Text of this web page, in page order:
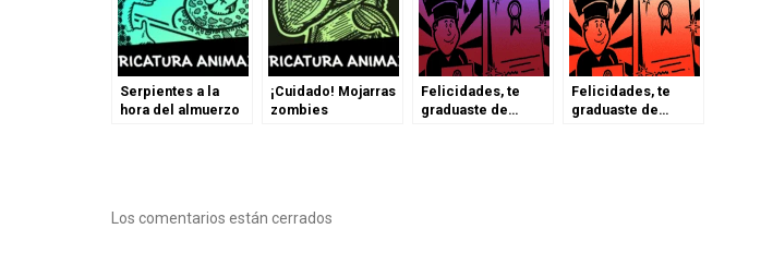
Serpientes a la
hora del almuerzo
¡Cuidado! Mojarras
zombies
Felicidades, te
graduaste de…
Felicidades, te
graduaste de…
Los comentarios están cerrados